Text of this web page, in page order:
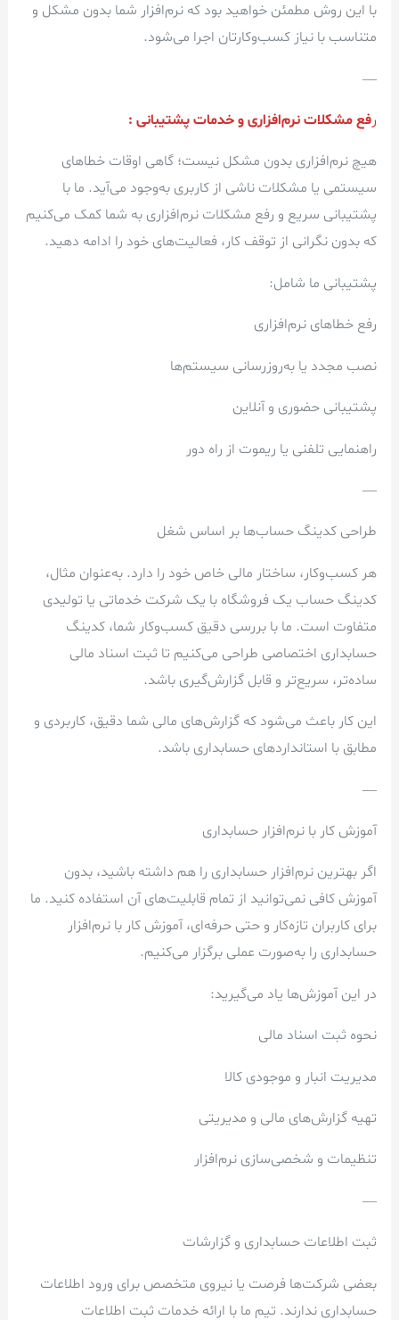
با این روش مطمئن خواهید بود که نرم‌افزار شما بدون مشکل و
متناسب با نیاز کسب‌وکارتان اجرا می‌شود.
—
رفع مشکلات نرم‌افزاری و خدمات پشتیبانی :
هیچ نرم‌افزاری بدون مشکل نیست؛ گاهی اوقات خطاهای
سیستمی یا مشکلات ناشی از کاربری به‌وجود می‌آید. ما با
پشتیبانی سریع و رفع مشکلات نرم‌افزاری به شما کمک می‌کنیم
که بدون نگرانی از توقف کار، فعالیت‌های خود را ادامه دهید.
پشتیبانی ما شامل:
رفع خطاهای نرم‌افزاری
نصب مجدد یا به‌روزرسانی سیستم‌ها
پشتیبانی حضوری و آنلاین
راهنمایی تلفنی یا ریموت از راه دور
—
طراحی کدینگ حساب‌ها بر اساس شغل
هر کسب‌وکار، ساختار مالی خاص خود را دارد. به‌عنوان مثال،
کدینگ حساب یک فروشگاه با یک شرکت خدماتی یا تولیدی
متفاوت است. ما با بررسی دقیق کسب‌وکار شما، کدینگ
حسابداری اختصاصی طراحی می‌کنیم تا ثبت اسناد مالی
ساده‌تر، سریع‌تر و قابل گزارش‌گیری باشد.
این کار باعث می‌شود که گزارش‌های مالی شما دقیق، کاربردی و
مطابق با استانداردهای حسابداری باشد.
—
آموزش کار با نرم‌افزار حسابداری
اگر بهترین نرم‌افزار حسابداری را هم داشته باشید، بدون
آموزش کافی نمی‌توانید از تمام قابلیت‌های آن استفاده کنید. ما
برای کاربران تازه‌کار و حتی حرفه‌ای، آموزش کار با نرم‌افزار
حسابداری را به‌صورت عملی برگزار می‌کنیم.
در این آموزش‌ها یاد می‌گیرید:
نحوه ثبت اسناد مالی
مدیریت انبار و موجودی کالا
تهیه گزارش‌های مالی و مدیریتی
تنظیمات و شخصی‌سازی نرم‌افزار
—
ثبت اطلاعات حسابداری و گزارشات
بعضی شرکت‌ها فرصت یا نیروی متخصص برای ورود اطلاعات
حسابداری ندارند. تیم ما با ارائه خدمات ثبت اطلاعات